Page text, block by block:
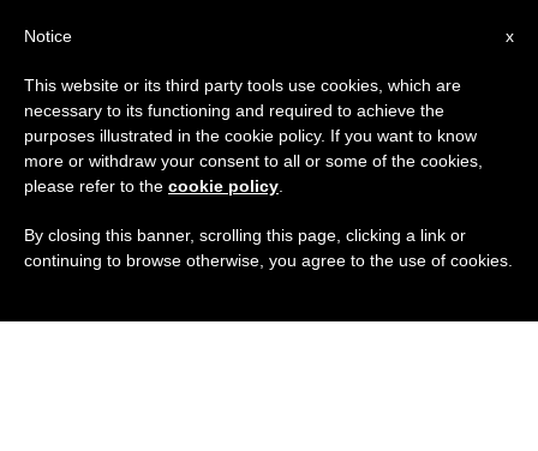
x
Notice
This website or its third party tools use cookies, which are
necessary to its functioning and required to achieve the
purposes illustrated in the cookie policy. If you want to know
more or withdraw your consent to all or some of the cookies,
please refer to the cookie policy
By closing this banner, scrolling this page, clicking a link or
continuing to browse otherwise, you agree to the use of cookies.